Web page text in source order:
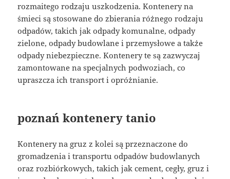
rozmaitego rodzaju uszkodzenia. Kontenery na
śmieci są stosowane do zbierania różnego rodzaju
odpadów, takich jak odpady komunalne, odpady
zielone, odpady budowlane i przemysłowe a także
odpady niebezpieczne. Kontenery te są zazwyczaj
zamontowane na specjalnych podwoziach, co
upraszcza ich transport i opróżnianie.
poznań kontenery tanio
Kontenery na gruz z kolei są przeznaczone do
gromadzenia i transportu odpadów budowlanych
oraz rozbiórkowych, takich jak cement, cegły, gruz i